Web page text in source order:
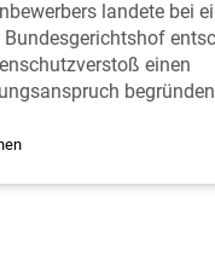
landete bei
Bundesgerichtshof
einen